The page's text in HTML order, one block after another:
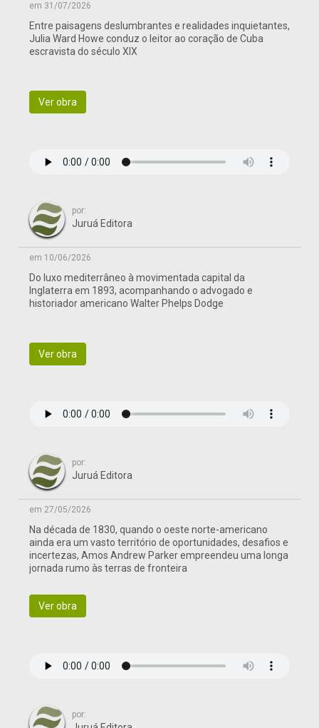
em 31/07/2026
Entre paisagens deslumbrantes e realidades inquietantes,
Julia Ward Howe conduz o leitor ao coração de Cuba
escravista do século XIX
Ver obra
por:
Juruá Editora
em 10/06/2026
Do luxo mediterrâneo à movimentada capital da
Inglaterra em 1893, acompanhando o advogado e
historiador americano Walter Phelps Dodge
Ver obra
por:
Juruá Editora
em 27/05/2026
Na década de 1830, quando o oeste norte-americano
ainda era um vasto território de oportunidades, desafios e
incertezas, Amos Andrew Parker empreendeu uma longa
jornada rumo às terras de fronteira
Ver obra
por: